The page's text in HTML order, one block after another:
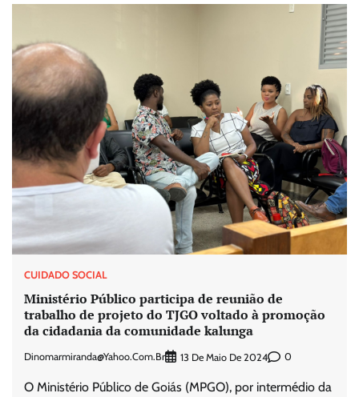
CUIDADO SOCIAL
Ministério Público participa de reunião de
trabalho de projeto do TJGO voltado à promoção
da cidadania da comunidade kalunga
Dinomarmiranda@yahoo.com.br 13 De Maio De 2024 0
O Ministério Público de Goiás (MPGO), por intermédio da